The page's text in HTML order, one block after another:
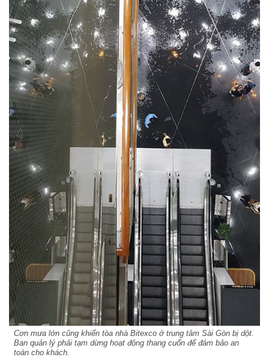
Cơn mưa lớn cũng khiến tòa nhà Bitexco ở trung tâm Sài Gòn bị dột.
Ban quản lý phải tạm dừng hoạt động thang cuốn để đảm bảo an
toàn cho khách.